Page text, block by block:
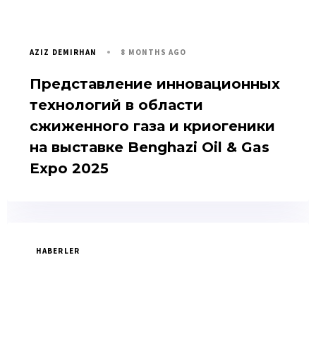
AZIZ DEMIRHAN 8 MONTHS AGO
Представление инновационных
технологий в области
сжиженного газа и криогеники
на выставке Benghazi Oil & Gas
Expo 2025
HABERLER